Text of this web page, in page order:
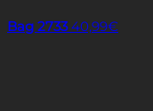
Bag 2733 40,99€